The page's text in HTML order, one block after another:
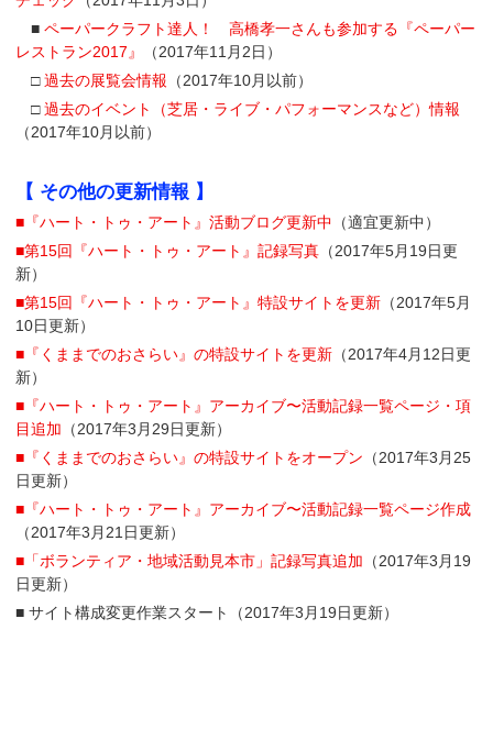
■ペーパークラフト達人！ 高橋孝一さんも参加する『ペーパー
レストラン2017』
（2017年11月2日）
□過去の展覧会情報 （2017年10月以前）
□過去のイベント（芝居・ライブ・パフォーマンスなど）情報
（2017年10月以前）
【 その他の更新情報 】
■『ハート・トゥ・アート』活動ブログ更新中 （適宜更新中）
■第15回『ハート・トゥ・アート』記録写真 （2017年5月19日更
新）
■第15回『ハート・トゥ・アート』特設サイトを更新 （2017年5月
10日更新）
■『くままでのおさらい』の特設サイトを更新 （2017年4月12日更
新）
■『ハート・トゥ・アート』アーカイブ〜活動記録一覧ページ・項
目追加 （2017年3月29日更新）
■『くままでのおさらい』の特設サイトをオープン （2017年3月25
日更新）
■『ハート・トゥ・アート』アーカイブ〜活動記録一覧ページ作成
（2017年3月21日更新）
■「ボランティア・地域活動見本市」記録写真追加 （2017年3月19
日更新）
■ サイト構成変更作業スタート（2017年3月19日更新）